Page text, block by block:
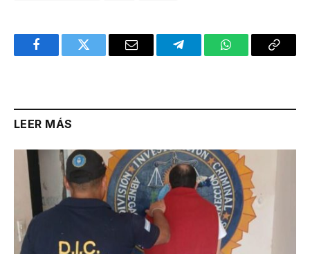
FacebookTwitter Email TelegramWhatsAppCopy
LEER MÁS